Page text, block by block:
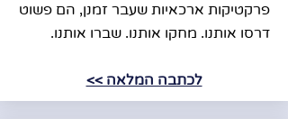
פרקטיקות ארכאיות שעבר זמנן, הם פשוט
דרסו אותנו. מחקו אותנו. שברו אותנו.
לכתבה המלאה >>